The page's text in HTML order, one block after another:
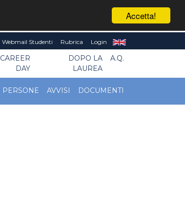
Accetta!
Webmail Studenti Rubrica Login
CAREER
DAY
DOPO LA
LAUREA
A.Q.
PERSONE AVVISI DOCUMENTI